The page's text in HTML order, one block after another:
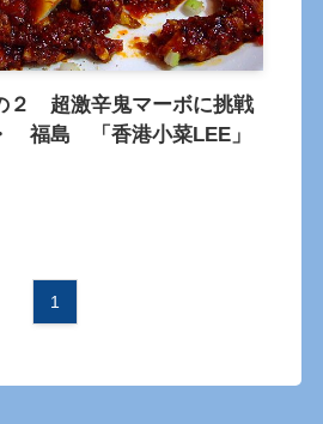
２ 超激辛鬼マーボに挑戦
福島 「香港小菜LEE」
1